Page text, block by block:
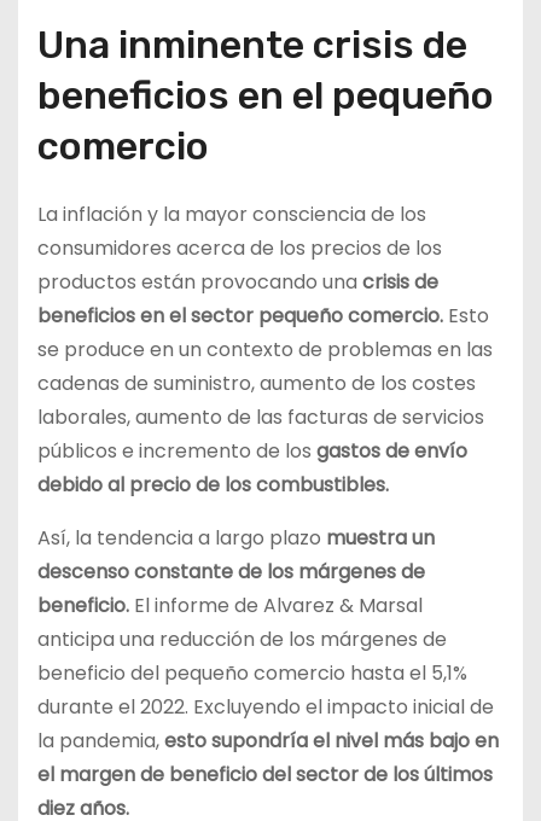
Una inminente crisis de
beneficios en el pequeño
comercio
La inflación y la mayor consciencia de los
consumidores acerca de los precios de los
productos están provocando una crisis de
beneficios en el sector pequeño comercio. Esto
se produce en un contexto de problemas en las
cadenas de suministro, aumento de los costes
laborales, aumento de las facturas de servicios
públicos e incremento de los gastos de envío
debido al precio de los combustibles.
Así, la tendencia a largo plazo muestra un
descenso constante de los márgenes de
beneficio. El informe de Alvarez & Marsal
anticipa una reducción de los márgenes de
beneficio del pequeño comercio hasta el 5,1%
durante el 2022. Excluyendo el impacto inicial de
la pandemia,esto supondría el nivel más bajo en
el margen de beneficio del sector de los últimos
diez años.